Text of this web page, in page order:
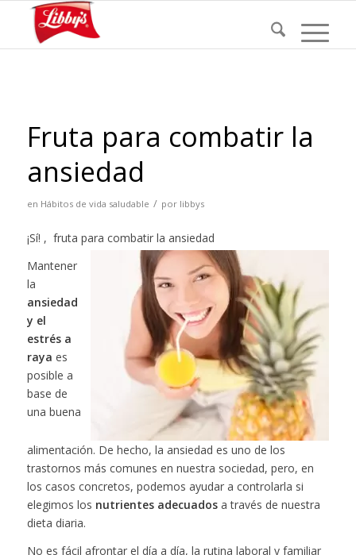
Fruta para combatir la
ansiedad
en Hábitos de vida saludable / por libbys
¡Sí! , fruta para combatir la ansiedad
Mantener
la
ansiedad
y el
estrés a
raya es
posible a
base de
una buena
alimentación. De hecho, la ansiedad es uno de los
trastornos más comunes en nuestra sociedad, pero, en
los casos concretos, podemos ayudar a controlarla si
elegimos los nutrientes adecuadosa través de nuestra
dieta diaria.
No es fácil afrontar el día a día, la rutina laboral y familiar